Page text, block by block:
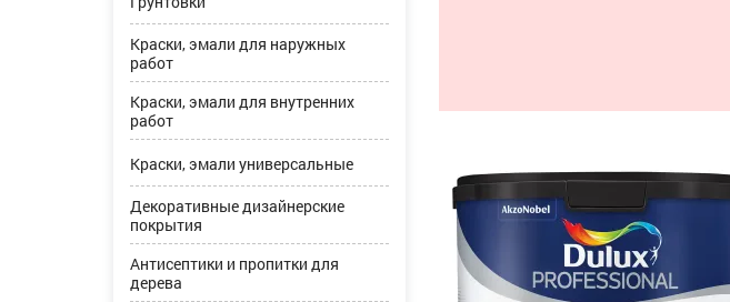
Краски, эмали для наружных
работ
Краски, эмали для внутренних
работ
Краски, эмали универсальные
Декоративные дизайнерские
покрытия
Антисептики и пропитки для
дерева